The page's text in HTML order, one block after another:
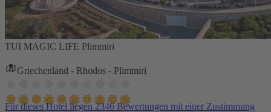
TUI MAGIC LIFE Plimmiri
Griechenland - Rhodos - Plimmiri
Für dieses Hotel liegen 2346 Bewertungen mit einer Zustimmung